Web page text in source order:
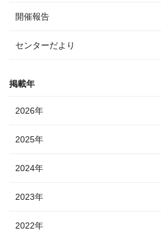
開催報告
センターだより
掲載年
2026年
2025年
2024年
2023年
2022年